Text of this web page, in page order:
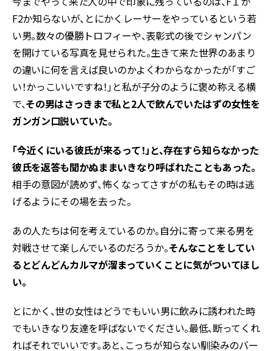
F2か知らないが、とにかくレーサーをやっているという若
い男。数々の優勝トロフィーや、表彰式の後でシャンパン
を開けている写真を見せられた。生きて来た世界のあまり
の違いに何を言えば良いのかよくわからなかったが「すご
い！かっこいいですね！」と私が子分のように褒め称える横
で、その男はさっきまで私と2人で飲んでいたはずの女性を
ガンガン口説いていた。
「今近くにいる彼氏が来るって！」と、存在すら知らなかった
彼氏を返答も聞かぬままいきなり呼ばれたこともあった。
相手の意図が読めず、怖くなってさすがの私もその時は逃
げるようにその場を去った。
あの人たちは何を考えているのか。自分に寄って来る男を
対戦させて楽しんでいるのだろうか。そんなことをしてい
るとどんどんカルマが溜まっていくことに気がついてほし
い。
とにかく、世の女性はどうでもいい男に飲みに誘われた時
でもいきなり友達を呼ばないでください。最低、断ってくれ
ればそれでいいです。あと、こっちが知らない馴染みのバー